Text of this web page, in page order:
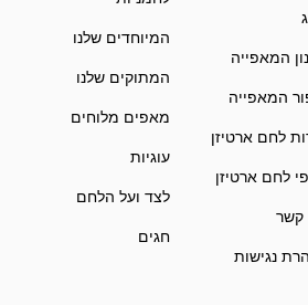
המאפייה
המאפייה
לחם ארטיזן
לחם ארטיזן
קשר
נגישות
המיוחדים שלנו
המתוקים שלנו
מאפים מלוחים
עוגיות
לצד ועל הלחם
חגים